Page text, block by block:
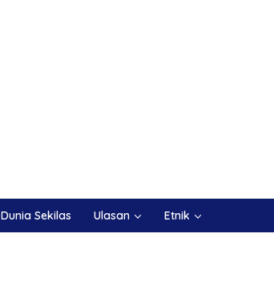
Dunia Sekilas Ulasan Etnik